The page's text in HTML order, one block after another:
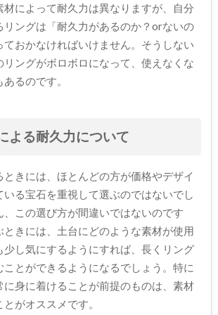
材によって耐久力は異なりますが、自分
リングは「耐久力があるのか？orないの
ておかなければいけません。そうしない
リングがボロボロになって、使えなくな
るのです。
よる耐久力について
ときには、ほとんどの方が価格やデザイ
いる宝石を重視して選ぶのではないでし
、この選び方が間違いではないのです
ときには、土台にどのような素材が使用
少し気にするようにすれば、長くリング
とができるようになるでしょう。特に
に身に着けることが前提のものは、素材
がオススメです。